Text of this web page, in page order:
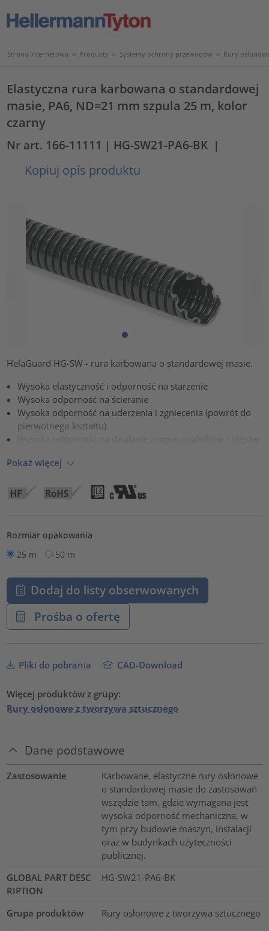
Strona internetowa > Produkty > Systemy ochrony przewodów > Rury
Elastyczna rura karbowana o standardowej
masie, PA6, ND=21 mm szpula 25 m, kolor
czarny
Nr art. 166-11111 | HG-SW21-PA6-BK |
Kopiuj opis produktu
HelaGuard HG-SW - rura karbowana o standardowej masie.
Wysoka elastyczność i odporność na starzenie
Wysoka odporność na ścieranie
Wysoka odporność na uderzenia i zgniecenia (powrót do
pierwotnego kształtu)
Wysoka odporność na działanie rozpuszczalników i olejów
Pokaż więcej
Rozmiar opakowania
25 m
50 m
Dodaj do listy obserwowanych
Prośba o ofertę
Pliki do pobrania CAD-Download
Więcej produktów z grupy:
Rury osłonowe z tworzywa sztucznego
Dane podstawowe
Zastosowanie
Karbowane, elastyczne rury osłonowe
o standardowej masie do zastosowań
wszędzie tam, gdzie wymagana jest
wysoka odporność mechaniczna, w
tym przy budowie maszyn, instalacji
oraz w budynkach użyteczności
publicznej.
GLOBAL PART DESC
RIPTION
HG-SW21-PA6-BK
Grupa produktów
Rury osłonowe z tworzywa sztucznego